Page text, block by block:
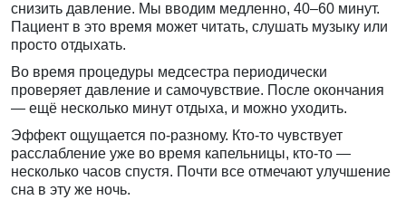
снизить давление. Мы вводим медленно, 40–60 минут.
Пациент в это время может читать, слушать музыку или
просто отдыхать.
Во время процедуры медсестра периодически
проверяет давление и самочувствие. После окончания
— ещё несколько минут отдыха, и можно уходить.
Эффект ощущается по-разному. Кто-то чувствует
расслабление уже во время капельницы, кто-то —
несколько часов спустя. Почти все отмечают улучшение
сна в эту же ночь.